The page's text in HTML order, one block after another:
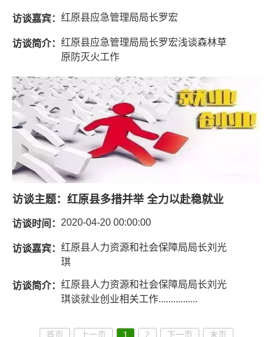
访谈嘉宾： 红原县应急管理局局长罗宏
访谈简介： 红原县应急管理局局长罗宏浅谈森林草
原防灭火工作
访谈主题： 红原县多措并举 全力以赴稳就业
访谈时间： 2020-04-20 00:00:00
访谈嘉宾： 红原县人力资源和社会保障局局长刘光
琪
访谈简介： 红原县人力资源和社会保障局局长刘光
琪谈就业创业相关工作................
首页 上一页 1 2 下一页 末页